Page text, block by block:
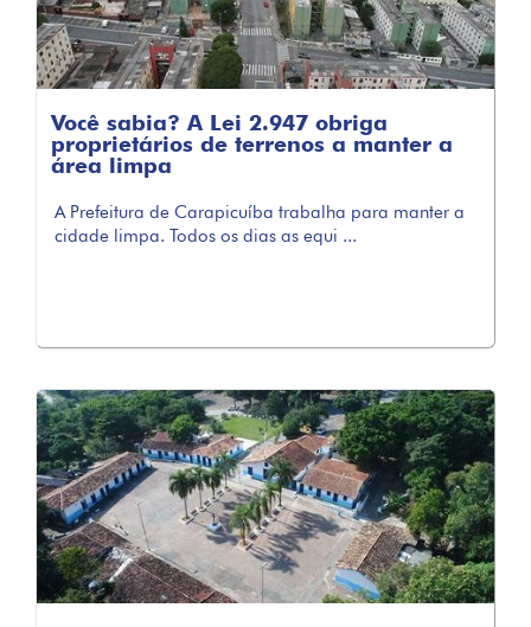
Você sabia? A Lei 2.947 obriga
proprietários de terrenos a manter a
área limpa
A Prefeitura de Carapicuíba trabalha para manter a
cidade limpa. Todos os dias as equi ...